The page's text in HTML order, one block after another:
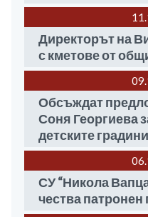
Директорът на
с кметове от
Обсъждат
Соня Георгиева
детските
СУ “Никола
чества патронен